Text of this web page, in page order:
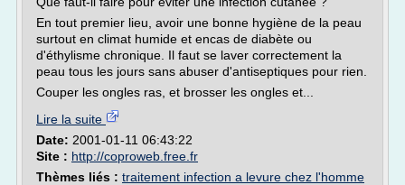
En tout premier lieu, avoir une bonne hygiène de la peau
surtout en climat humide et encas de diabète ou
d'éthylisme chronique. Il faut se laver correctement la
peau tous les jours sans abuser d'antiseptiques pour rien.
Couper les ongles ras, et brosser les ongles et...
Lire la suite
Date: 2001-01-11 06:43:22
Site : http://coproweb.free.fr
Thèmes liés : traitement infection a levure chez l'homme